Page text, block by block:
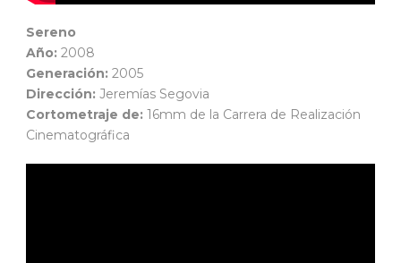
Sereno
Año: 2008
Generación: 2005
Dirección: Jeremías Segovia
Cortometraje de: 16mm de la Carrera de Realización
Cinematográfica